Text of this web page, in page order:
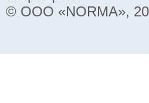
© ООО «NORMA»,